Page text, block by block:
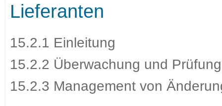
Lieferanten
15.2.1 Einleitung
15.2.2 Überwachung und
15.2.3 Management von